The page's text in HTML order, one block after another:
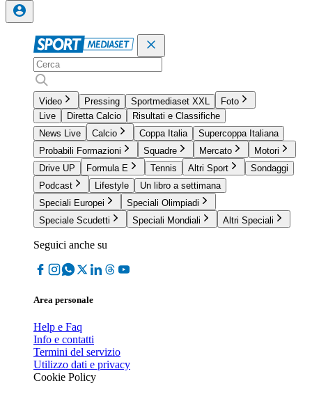
Video Pressing Sportmediaset XXL
Foto
Live
Diretta Calcio
Risultati e Classifiche
News Live
Calcio Coppa Italia
Supercoppa Italiana
Probabili Formazioni
Squadre Mercato
Motori
Drive UP
Formula E Tennis Altri Sport
Sondaggi
Podcast
Lifestyle
Un libro a settimana
Speciali Europei
Speciali Olimpiadi
Speciale Scudetti
Speciali Mondiali Altri Speciali
Seguici anche su
Area personale
Help e Faq
Info e contatti
Termini del servizio
Utilizzo dati e privacy
Cookie Policy